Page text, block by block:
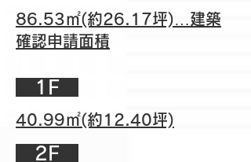
86.53㎡(約26.17坪)…建築
確認申請面積
​ 1F
40.99㎡(約12.40坪)
​ 2F